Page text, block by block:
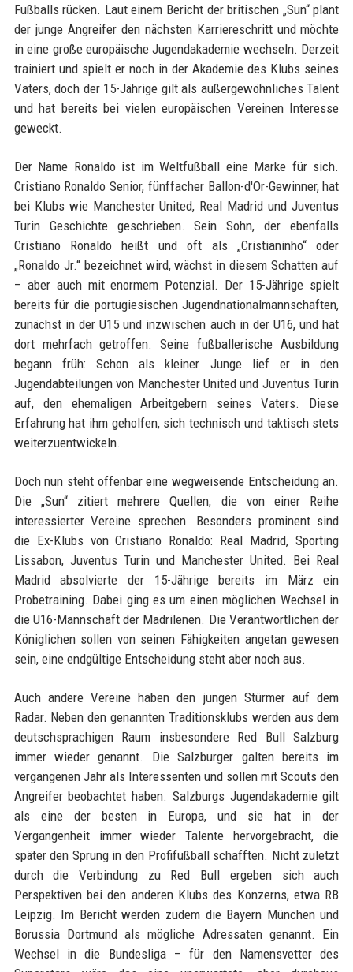
Fußballs rücken. Laut einem Bericht der britischen „Sun“ plant
der junge Angreifer den nächsten Karriereschritt und möchte
in eine große europäische Jugendakademie wechseln. Derzeit
trainiert und spielt er noch in der Akademie des Klubs seines
Vaters, doch der 15-Jährige gilt als außergewöhnliches Talent
und hat bereits bei vielen europäischen Vereinen Interesse
geweckt.
Der Name Ronaldo ist im Weltfußball eine Marke für sich.
Cristiano Ronaldo Senior, fünffacher Ballon-d'Or-Gewinner, hat
bei Klubs wie Manchester United, Real Madrid und Juventus
Turin Geschichte geschrieben. Sein Sohn, der ebenfalls
Cristiano Ronaldo heißt und oft als „Cristianinho“ oder
„Ronaldo Jr.“ bezeichnet wird, wächst in diesem Schatten auf
– aber auch mit enormem Potenzial. Der 15-Jährige spielt
bereits für die portugiesischen Jugendnationalmannschaften,
zunächst in der U15 und inzwischen auch in der U16, und hat
dort mehrfach getroffen. Seine fußballerische Ausbildung
begann früh: Schon als kleiner Junge lief er in den
Jugendabteilungen von Manchester United und Juventus Turin
auf, den ehemaligen Arbeitgebern seines Vaters. Diese
Erfahrung hat ihm geholfen, sich technisch und taktisch stets
weiterzuentwickeln.
Doch nun steht offenbar eine wegweisende Entscheidung an.
Die „Sun“ zitiert mehrere Quellen, die von einer Reihe
interessierter Vereine sprechen. Besonders prominent sind
die Ex-Klubs von Cristiano Ronaldo: Real Madrid, Sporting
Lissabon, Juventus Turin und Manchester United. Bei Real
Madrid absolvierte der 15-Jährige bereits im März ein
Probetraining. Dabei ging es um einen möglichen Wechsel in
die U16-Mannschaft der Madrilenen. Die Verantwortlichen der
Königlichen sollen von seinen Fähigkeiten angetan gewesen
sein, eine endgültige Entscheidung steht aber noch aus.
Auch andere Vereine haben den jungen Stürmer auf dem
Radar. Neben den genannten Traditionsklubs werden aus dem
deutschsprachigen Raum insbesondere Red Bull Salzburg
immer wieder genannt. Die Salzburger galten bereits im
vergangenen Jahr als Interessenten und sollen mit Scouts den
Angreifer beobachtet haben. Salzburgs Jugendakademie gilt
als eine der besten in Europa, und sie hat in der
Vergangenheit immer wieder Talente hervorgebracht, die
später den Sprung in den Profifußball schafften. Nicht zuletzt
durch die Verbindung zu Red Bull ergeben sich auch
Perspektiven bei den anderen Klubs des Konzerns, etwa RB
Leipzig. Im Bericht werden zudem die Bayern München und
Borussia Dortmund als mögliche Adressaten genannt. Ein
Wechsel in die Bundesliga – für den Namensvetter des